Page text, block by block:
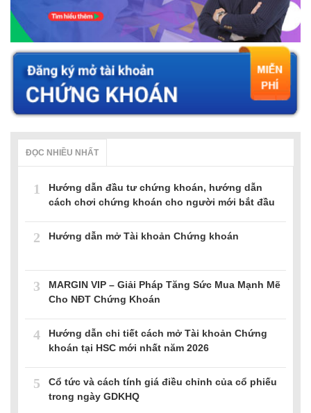
ĐỌC NHIỀU NHẤT
1
Hướng dẫn đầu tư chứng khoán, hướng dẫn
cách chơi chứng khoán cho người mới bắt đầu
2 Hướng dẫn mở Tài khoản Chứng khoán
3
MARGIN VIP – Giải Pháp Tăng Sức Mua Mạnh Mẽ
Cho NĐT Chứng Khoán
4
Hướng dẫn chi tiết cách mở Tài khoản Chứng
khoán tại HSC mới nhất năm 2026
5
Cổ tức và cách tính giá điều chỉnh của cổ phiếu
trong ngày GDKHQ